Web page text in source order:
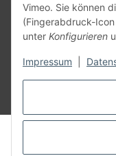
Vimeo. Sie können
(Fingerabdruck-
unter Konfigurieren
Impressum
* Alle Preise inkl.